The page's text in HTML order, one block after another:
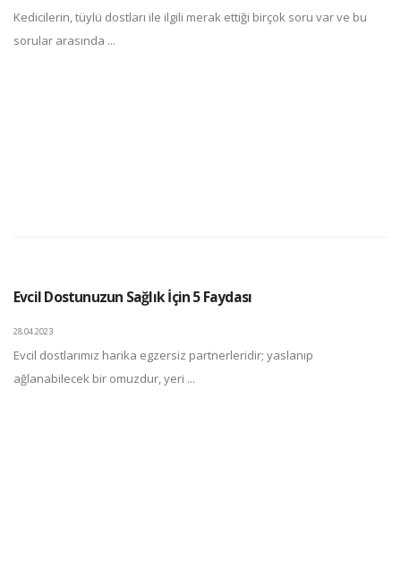
Kedicilerin, tüylü dostları ile ilgili merak ettiği birçok soru var ve bu
sorular arasında ...
Evcil Dostunuzun Sağlık İçin 5 Faydası
28.04.2023
Evcil dostlarımız harika egzersiz partnerleridir; yaslanıp
ağlanabilecek bir omuzdur, yeri ...